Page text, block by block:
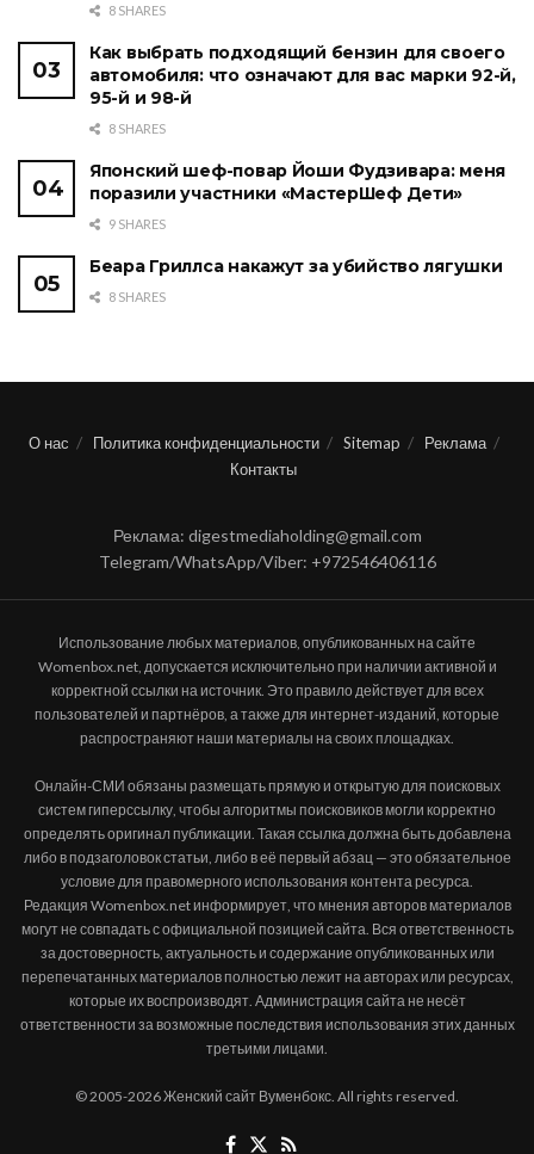
8 SHARES
Как выбрать подходящий бензин для своего
автомобиля: что означают для вас марки 92-й,
95-й и 98-й
8 SHARES
Японский шеф-повар Йоши Фудзивара: меня
поразили участники «МастерШеф Дети»
9 SHARES
Беара Гриллса накажут за убийство лягушки
8 SHARES
О нас Политика конфиденциальности Sitemap
Реклама
Контакты
Реклама: digestmediaholding@gmail.com
Telegram/WhatsApp/Viber: +972546406116
Использование любых материалов, опубликованных на сайте
Womenbox.net, допускается исключительно при наличии активной и
корректной ссылки на источник. Это правило действует для всех
пользователей и партнёров, а также для интернет-изданий, которые
распространяют наши материалы на своих площадках.
Онлайн-СМИ обязаны размещать прямую и открытую для поисковых
систем гиперссылку, чтобы алгоритмы поисковиков могли корректно
определять оригинал публикации. Такая ссылка должна быть добавлена
либо в подзаголовок статьи, либо в её первый абзац — это обязательное
условие для правомерного использования контента ресурса.
Редакция Womenbox.net информирует, что мнения авторов материалов
могут не совпадать с официальной позицией сайта. Вся ответственность
за достоверность, актуальность и содержание опубликованных или
перепечатанных материалов полностью лежит на авторах или ресурсах,
которые их воспроизводят. Администрация сайта не несёт
ответственности за возможные последствия использования этих данных
третьими лицами.
© 2005-2026 Женский сайт Вуменбокс. All rights reserved.